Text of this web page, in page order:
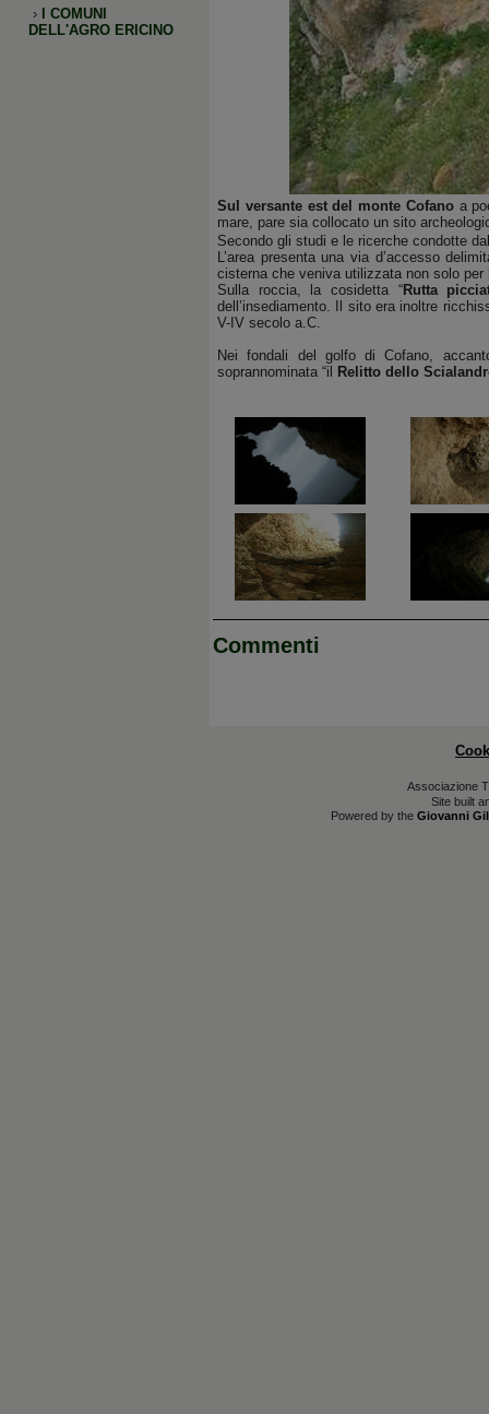
›
I COMUNI
DELL'AGRO ERICINO
Sul versante est del monte Cofanoa
mare, pare sia collocato un sito
Secondo gli studi e le ricerche condotte
L’area presenta una via d’accesso
cisterna che veniva utilizzata non solo
Sulla roccia, la cosidetta “Rutta
dell’insediamento. Il sito era inoltre
V-IV secolo a.C.
Nei fondali del golfo di Cofano,
soprannominata “il
Relitto dello
Commenti
Associazione
Site built
Powered by the Giovanni